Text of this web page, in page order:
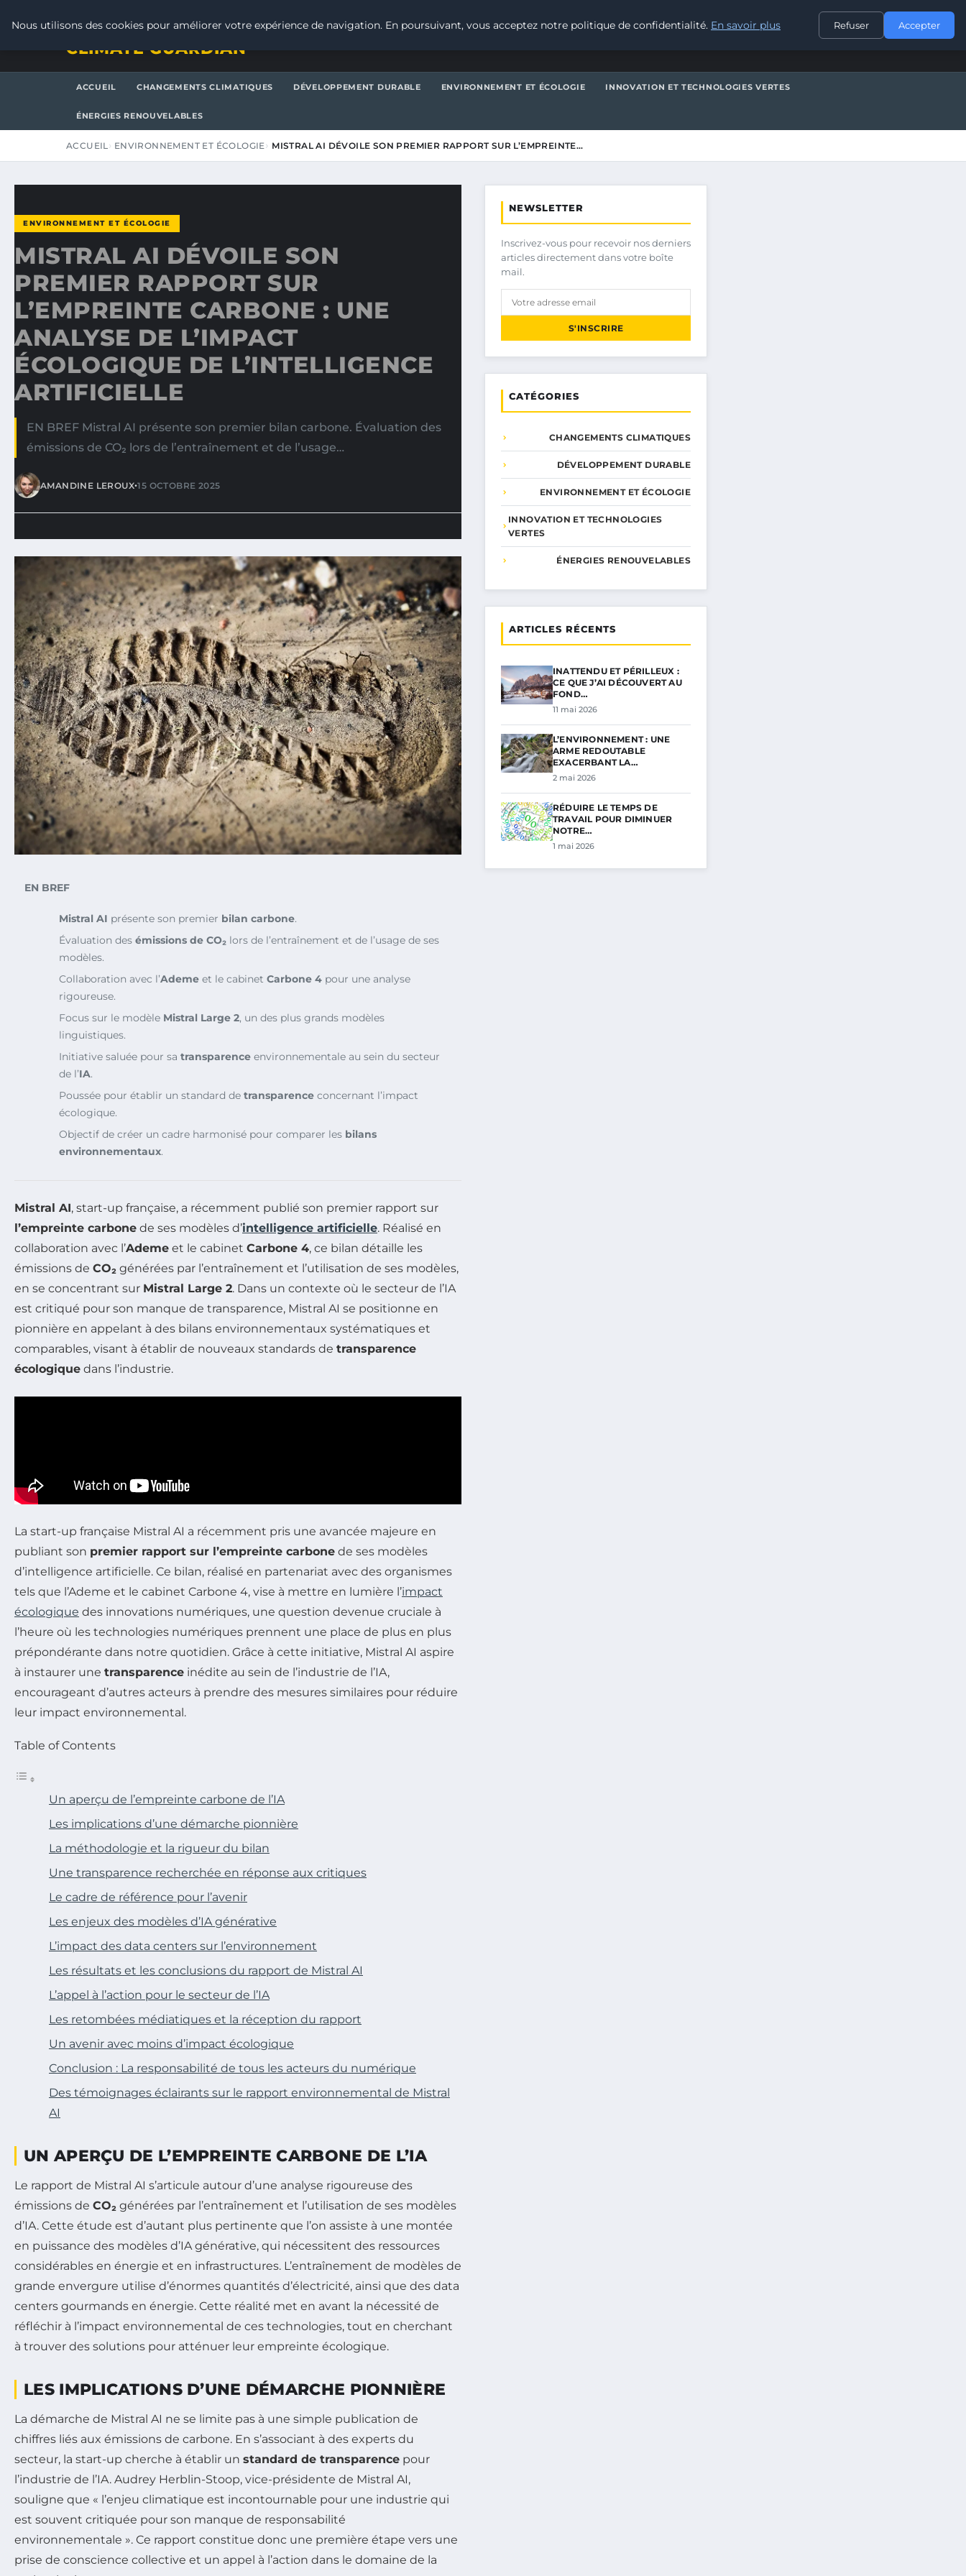
CONTACT
CLIMATE GUARDIAN
ACCUEIL CHANGEMENTS CLIMATIQUES DÉVELOPPEMENT DURABLE ENVIRONNEMENT ET ÉCOLOGIE INNOVATION ET TECHNOLOGIES VERTES
ÉNERGIES RENOUVELABLES
ACCUEIL ENVIRONNEMENT ET ÉCOLOGIE MISTRAL AI DÉVOILE SON PREMIER RAPPORT SUR L’EMPREINTE…
ENVIRONNEMENT ET ÉCOLOGIE
MISTRAL AI DÉVOILE SON
PREMIER RAPPORT SUR
L’EMPREINTE CARBONE : UNE
ANALYSE DE L’IMPACT
ÉCOLOGIQUE DE L’INTELLIGENCE
ARTIFICIELLE
EN BREF Mistral AI présente son premier bilan carbone. Évaluation des
émissions de CO₂ lors de l’entraînement et de l’usage…
AMANDINE LEROUX•15 OCTOBRE 2025
EN BREF
Mistral AI présente son premier bilan carbone.
Évaluation des émissions de CO₂ lors de l’entraînement et de l’usage de ses
modèles.
Collaboration avec l’Ademe et le cabinet Carbone 4 pour une analyse
rigoureuse.
Focus sur le modèle Mistral Large 2, un des plus grands modèles
linguistiques.
Initiative saluée pour sa transparence environnementale au sein du secteur
de l’IA.
Poussée pour établir un standard de transparence concernant l’impact
écologique.
Objectif de créer un cadre harmonisé pour comparer les bilans
environnementaux.
Mistral AI, start-up française, a récemment publié son premier rapport sur
l’empreinte carbone de ses modèles d’intelligence artificielle. Réalisé en
collaboration avec l’Ademe et le cabinet Carbone 4, ce bilan détaille les
émissions de CO₂ générées par l’entraînement et l’utilisation de ses modèles,
en se concentrant sur Mistral Large 2. Dans un contexte où le secteur de l’IA
est critiqué pour son manque de transparence, Mistral AI se positionne en
pionnière en appelant à des bilans environnementaux systématiques et
comparables, visant à établir de nouveaux standards de transparence
écologique dans l’industrie.
La start-up française Mistral AI a récemment pris une avancée majeure en
publiant son premier rapport sur l’empreinte carbone de ses modèles
d’intelligence artificielle. Ce bilan, réalisé en partenariat avec des organismes
tels que l’Ademe et le cabinet Carbone 4, vise à mettre en lumière l’impact
écologique des innovations numériques, une question devenue cruciale à
l’heure où les technologies numériques prennent une place de plus en plus
prépondérante dans notre quotidien. Grâce à cette initiative, Mistral AI aspire
à instaurer une transparence inédite au sein de l’industrie de l’IA,
encourageant d’autres acteurs à prendre des mesures similaires pour réduire
leur impact environnemental.
Table of Contents
Un aperçu de l’empreinte carbone de l’IA
Les implications d’une démarche pionnière
La méthodologie et la rigueur du bilan
Une transparence recherchée en réponse aux critiques
Le cadre de référence pour l’avenir
Les enjeux des modèles d’IA générative
L’impact des data centers sur l’environnement
Les résultats et les conclusions du rapport de Mistral AI
L’appel à l’action pour le secteur de l’IA
Les retombées médiatiques et la réception du rapport
Un avenir avec moins d’impact écologique
Conclusion : La responsabilité de tous les acteurs du numérique
Des témoignages éclairants sur le rapport environnemental de Mistral
AI
UN APERÇU DE L’EMPREINTE CARBONE DE L’IA
Le rapport de Mistral AI s’articule autour d’une analyse rigoureuse des
émissions de CO₂ générées par l’entraînement et l’utilisation de ses modèles
d’IA. Cette étude est d’autant plus pertinente que l’on assiste à une montée
en puissance des modèles d’IA générative, qui nécessitent des ressources
considérables en énergie et en infrastructures. L’entraînement de modèles de
grande envergure utilise d’énormes quantités d’électricité, ainsi que des data
centers gourmands en énergie. Cette réalité met en avant la nécessité de
réfléchir à l’impact environnemental de ces technologies, tout en cherchant
à trouver des solutions pour atténuer leur empreinte écologique.
LES IMPLICATIONS D’UNE DÉMARCHE PIONNIÈRE
La démarche de Mistral AI ne se limite pas à une simple publication de
chiffres liés aux émissions de carbone. En s’associant à des experts du
secteur, la start-up cherche à établir un standard de transparence pour
l’industrie de l’IA. Audrey Herblin-Stoop, vice-présidente de Mistral AI,
souligne que « l’enjeu climatique est incontournable pour une industrie qui
est souvent critiquée pour son manque de responsabilité
environnementale ». Ce rapport constitue donc une première étape vers une
prise de conscience collective et un appel à l’action dans le domaine de la
NEWSLETTER
Inscrivez-vous pour recevoir nos derniers
articles directement dans votre boîte
mail.
S'INSCRIRE
CATÉGORIES
CHANGEMENTS CLIMATIQUES
DÉVELOPPEMENT DURABLE
ENVIRONNEMENT ET ÉCOLOGIE
INNOVATION ET TECHNOLOGIES
VERTES
ÉNERGIES RENOUVELABLES
ARTICLES RÉCENTS
INATTENDU ET PÉRILLEUX :
CE QUE J’AI DÉCOUVERT AU
FOND…
11 mai 2026
L’ENVIRONNEMENT : UNE
ARME REDOUTABLE
EXACERBANT LA…
2 mai 2026
RÉDUIRE LE TEMPS DE
TRAVAIL POUR DIMINUER
NOTRE…
1 mai 2026
Nous utilisons des cookies pour améliorer votre expérience de navigation. En poursuivant, vous acceptez notre politique de confidentialité. En savoir plus Refuser Accepter